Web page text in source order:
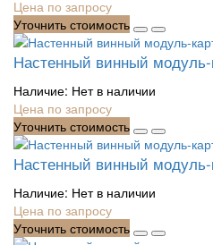
Цена по запросу
Уточнить стоимость
Настенный винный модуль-
Наличие: Нет в наличии
Цена по запросу
Уточнить стоимость
Настенный винный модуль-
Наличие: Нет в наличии
Цена по запросу
Уточнить стоимость